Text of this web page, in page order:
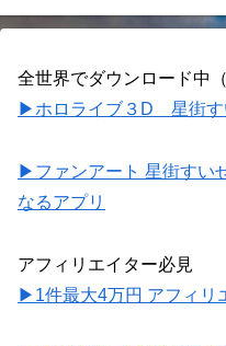
全世界でダウンロード中
▶ホロライブ３D 星街す
▶ファンアート 星街すい
なるアプリ
アフィリエイター必見
▶1件最大4万円 アフィリ